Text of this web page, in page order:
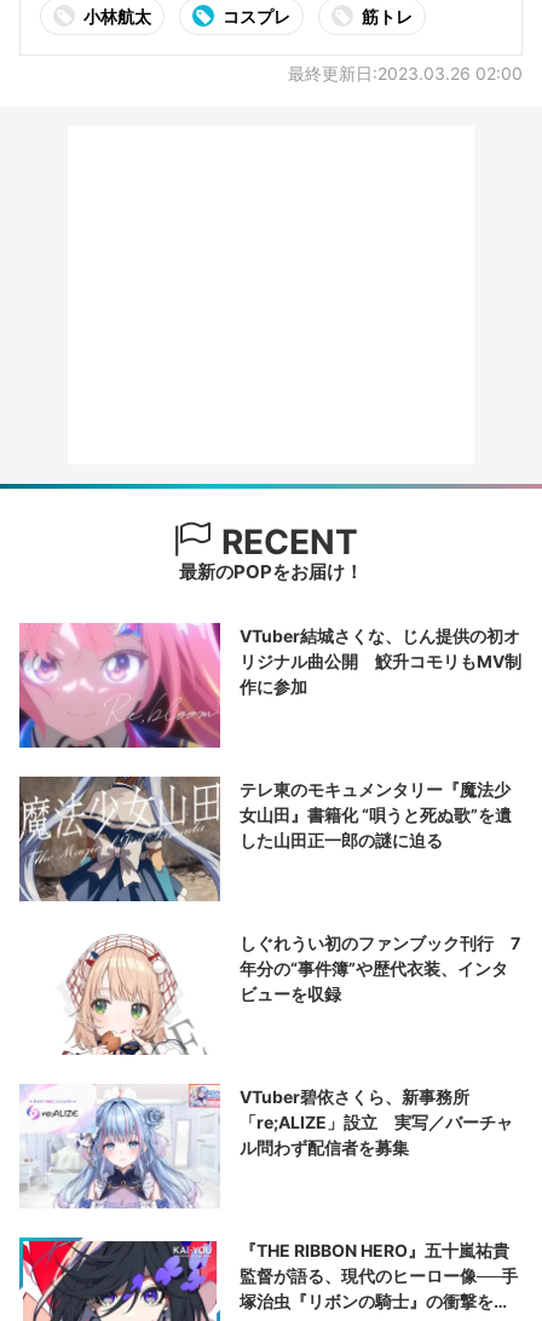
小林航太 コスプレ 筋トレ
最終更新日:2023.03.26 02:00
RECENT
最新のPOPをお届け！
VTuber結城さくな、じん提供の初オ
リジナル曲公開 鮫升コモリもMV制
作に参加
テレ東のモキュメンタリー『魔法少
女山田』書籍化 “唄うと死ぬ歌”を遺
した山田正一郎の謎に迫る
しぐれうい初のファンブック刊行 7
年分の“事件簿”や歴代衣装、インタ
ビューを収録
VTuber碧依さくら、新事務所
「re;ALIZE」設立 実写／バーチャ
ル問わず配信者を募集
『THE RIBBON HERO』五十嵐祐貴
監督が語る、現代のヒーロー像──手
塚治虫『リボンの騎士』の衝撃を再